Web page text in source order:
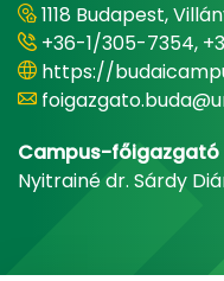
1118 Budapest,
+36-1/305-7354,
https://
Campus-főigazgató
Nyitrainé dr. Sárdy